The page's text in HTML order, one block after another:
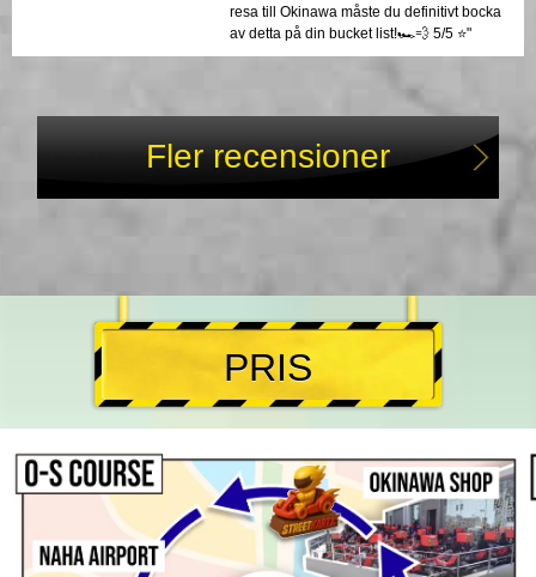
resa till Okinawa måste du definitivt bocka
av detta på din bucket list!🏎️💨 5/5 ⭐️"
Fler recensioner
PRIS